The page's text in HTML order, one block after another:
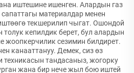
иштешине ишенген. Алардын газ
материалдар менен
текшерилип чыгат. Ошондой
толук кепилдик берет, бул алардын
жоопкерчилик сезимин билдирет.
канааттануу. Демек, сиз өз
тандасаныз, жогорку
жана бир нече жыл бою иштей